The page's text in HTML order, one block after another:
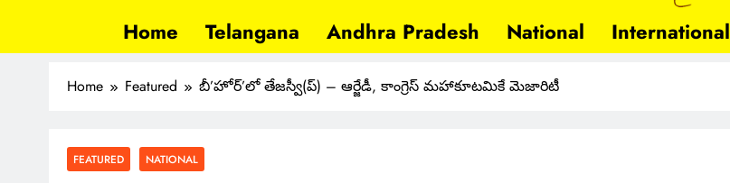
Home Telangana Andhra Pradesh National International
Home Featured బీ’హోర్’లో తేజస్వీ(ప్) – ఆర్జేడీ, కాంగ్రెస్ మహాకూటమికే మెజారిటీ
FEATURED NATIONAL